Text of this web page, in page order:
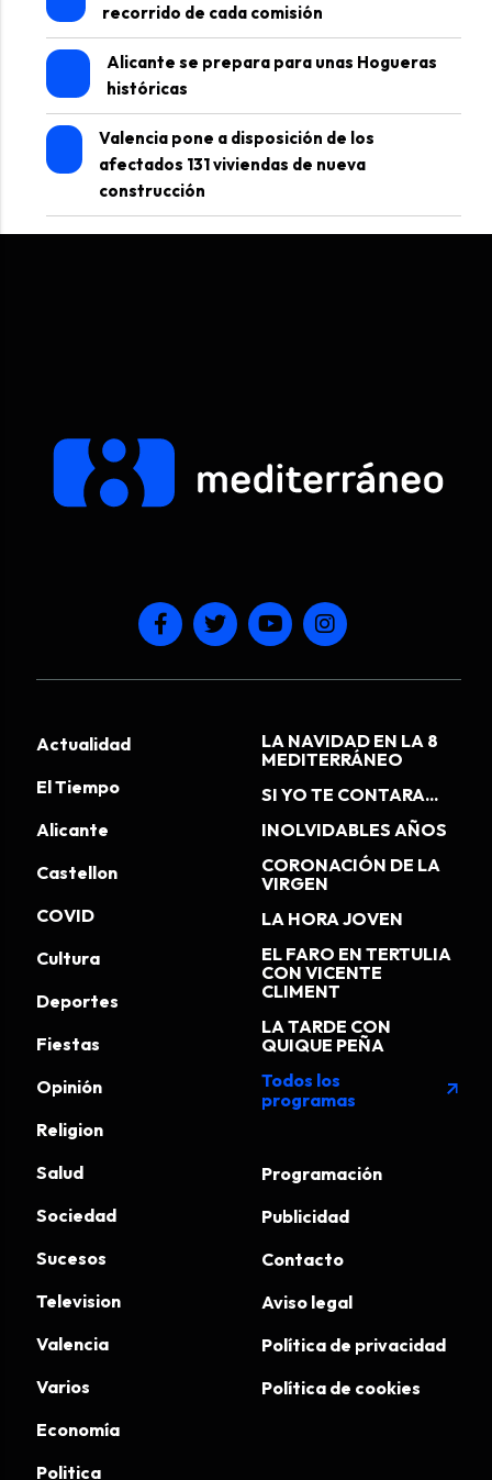
recorrido de cada comisión
Alicante se prepara para unas Hogueras
históricas
Valencia pone a disposición de los
afectados 131 viviendas de nueva
construcción
Actualidad
El Tiempo
Alicante
Castellon
COVID
Cultura
Deportes
Fiestas
Opinión
Religion
Salud
Sociedad
Sucesos
Television
Valencia
Varios
Economía
Politica
LA NAVIDAD EN LA 8
MEDITERRÁNEO
SI YO TE CONTARA...
INOLVIDABLES AÑOS
CORONACIÓN DE LA
VIRGEN
LA HORA JOVEN
EL FARO EN TERTULIA
CON VICENTE
CLIMENT
LA TARDE CON
QUIQUE PEÑA
Todos los
programas
arrow_outward
Programación
Publicidad
Contacto
Aviso legal
Política de privacidad
Política de cookies